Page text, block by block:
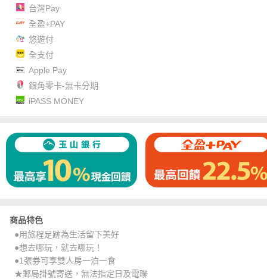
台灣Pay
全盈+PAY
悠遊付
全支付
Apple Pay
銀角零卡-無卡分期
iPASS MONEY
商品特色
●用旅程足跡為生活留下美好
●想去哪玩，就去哪玩！
●1張券可享雙人房一泊一食
★郵局掛號寄送，無法指定日及電聯